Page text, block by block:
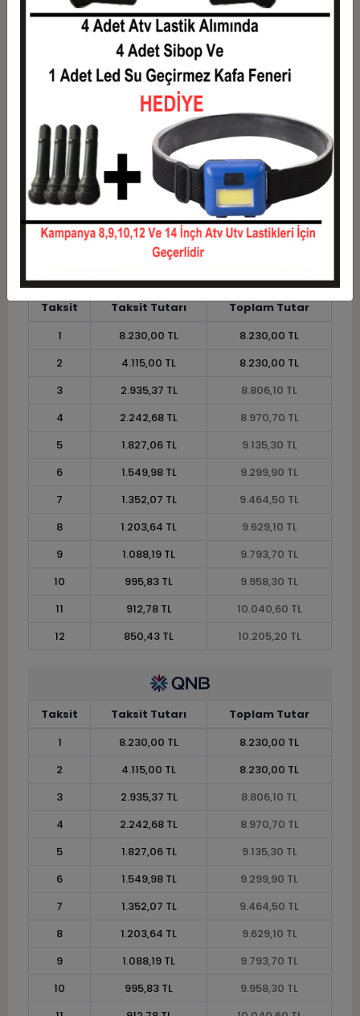
4
2.242,68 TL
8.970,70 TL
1.549,98 TL
9.299,90 TL
1.352,07 TL
1.203,64 TL
9.629,10 TL
9
1.088,19 TL
9.793,70 TL
10
995,83 TL
9.958,30 TL
11
912,78 TL
10.040,60 TL
12
850,43 TL 10.205,20 TL
Taksit Taksit Tutarı
Toplam Tutar
1
8.230,00 TL
8.230,00 TL
2
4.115,00 TL
8.230,00 TL
3
2.935,37 TL
8.806,10 TL
4
2.242,68 TL
8.970,70 TL
5
1.827,06 TL
9.135,30 TL
6
1.549,98 TL
9.299,90 TL
7
1.352,07 TL
9.464,50 TL
8
1.203,64 TL
9.629,10 TL
9
1.088,19 TL
9.793,70 TL
10
995,83 TL
9.958,30 TL
11
912,78 TL
10.040,60 TL
12
850,43 TL 10.205,20 TL
Taksit Taksit Tutarı
Toplam Tutar
1
8.230,00 TL
8.230,00 TL
2
4.115,00 TL
8.230,00 TL
3
2.935,37 TL
8.806,10 TL
4
2.242,68 TL
8.970,70 TL
5
1.827,06 TL
9.135,30 TL
6
1.549,98 TL
9.299,90 TL
7
1.352,07 TL
9.464,50 TL
8
1.203,64 TL
9.629,10 TL
9
1.088,19 TL
9.793,70 TL
10
995,83 TL
9.958,30 TL